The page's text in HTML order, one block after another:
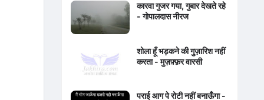
कारवा गुजर गया, गुबार देखते रहे
- गोपालदास नीरज
शोला हूँ भड़कने की गुज़ारिश नहीं
करता - मुज़फ़्फ़र वारसी
पराई आग पे रोटी नहीं बनाऊँगा -